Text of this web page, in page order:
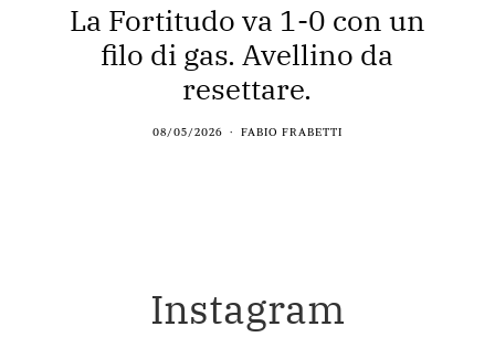
La Fortitudo va 1-0 con un
filo di gas. Avellino da
resettare.
08/05/2026 FABIO FRABETTI
Instagram